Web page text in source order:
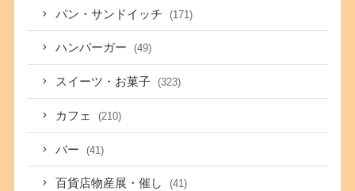
パン・サンドイッチ (171)
ハンバーガー (49)
スイーツ・お菓子 (323)
カフェ (210)
バー (41)
百貨店物産展・催し (41)